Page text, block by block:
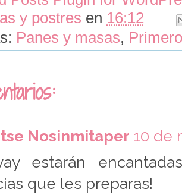
y postres en 16:12
Panes y masas,
Nosinmitaper 10 de
estarán
que les preparas!